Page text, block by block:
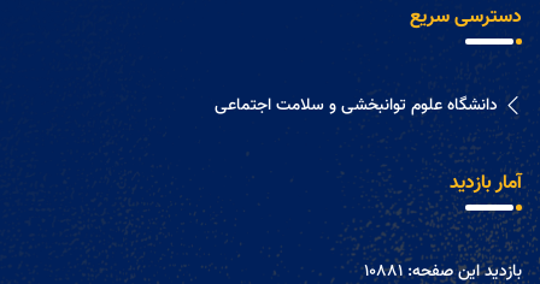
دسترسی سریع
دانشگاه علوم توانبخشی و سلامت اجتماعی
آمار بازدید
بازدید این صفحه:10881